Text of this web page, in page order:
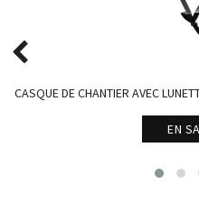
CASQUE DE CHANTIER AVEC
EN